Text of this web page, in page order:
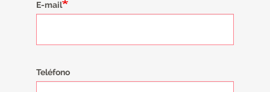
E-mail
Teléfono